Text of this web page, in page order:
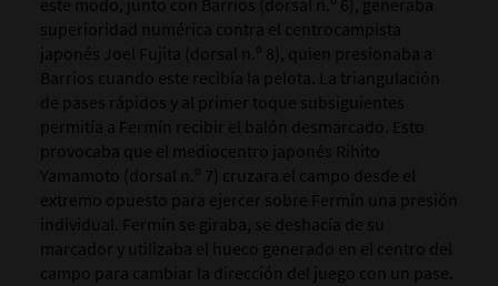
este modo, junto con Barrios (dorsal n.º 6), generaba
superioridad numérica contra el centrocampista
japonés Joel Fujita (dorsal n.º 8), quien presionaba a
Barrios cuando este recibía la pelota. La triangulación
de pases rápidos y al primer toque subsiguientes
permitía a Fermín recibir el balón desmarcado. Esto
provocaba que el mediocentro japonés Rihito
Yamamoto (dorsal n.º 7) cruzara el campo desde el
extremo opuesto para ejercer sobre Fermín una presión
individual. Fermín se giraba, se deshacía de su
marcador y utilizaba el hueco generado en el centro del
campo para cambiar la dirección del juego con un pase.